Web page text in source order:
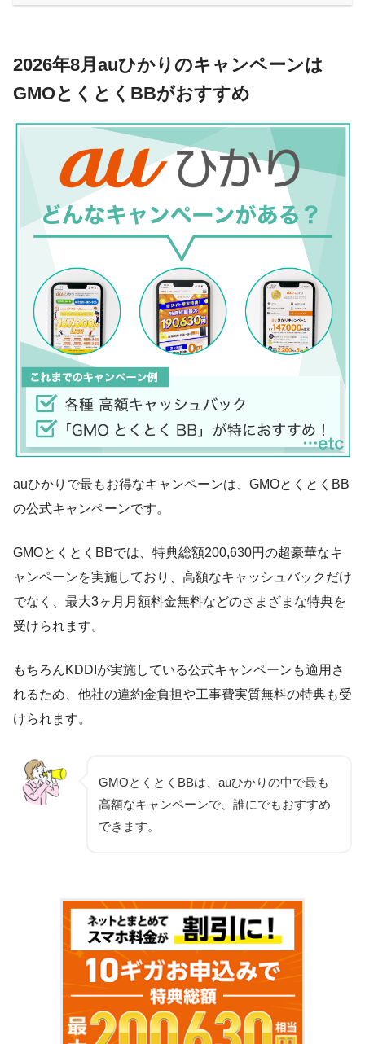
2026年8月auひかりのキャンペーンは
GMOとくとくBBがおすすめ
auひかりで最もお得なキャンペーンは、GMOとくとくBB
の公式キャンペーンです。
GMOとくとくBBでは、特典総額200,630円の超豪華なキ
ャンペーンを実施しており、高額なキャッシュバックだけ
でなく、最大3ヶ月月額料金無料などのさまざまな特典を
受けられます。
もちろんKDDIが実施している公式キャンペーンも適用さ
れるため、他社の違約金負担や工事費実質無料の特典も受
けられます。
GMOとくとくBBは、auひかりの中で最も
高額なキャンペーンで、誰にでもおすすめ
できます。